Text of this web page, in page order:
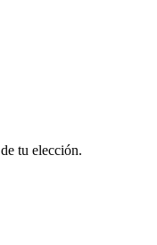
tu elección.